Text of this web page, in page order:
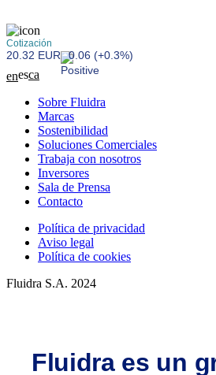
Cotización
20.32 EUR 0.06 (+0.3%)
enesca
Sobre Fluidra
Marcas
Sostenibilidad
Soluciones Comerciales
Trabaja con nosotros
Inversores
Sala de Prensa
Contacto
Política de privacidad
Aviso legal
Política de cookies
Fluidra S.A. 2024
Fluidra es un